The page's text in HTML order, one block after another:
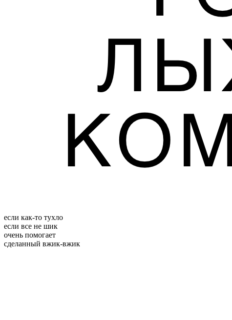
если как-то тухло
если все не шик
очень помогает
сделанный вжик-вжик